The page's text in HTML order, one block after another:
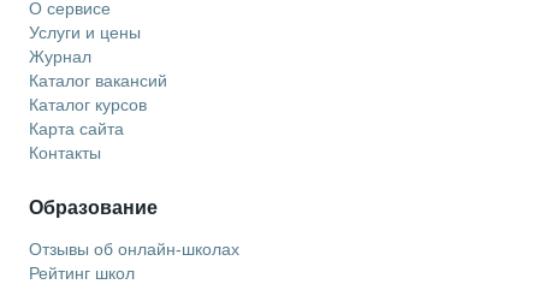
О сервисе
Услуги и цены
Журнал
Каталог вакансий
Каталог курсов
Карта сайта
Контакты
Образование
Отзывы об онлайн-школах
Рейтинг школ